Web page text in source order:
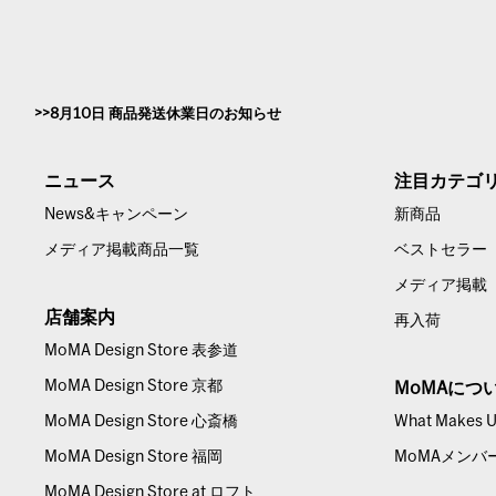
8月10日 商品発送休業日のお知らせ
ニュース
News&キャンペーン
メディア掲載商品一覧
店舗案内
MoMA Design Store 表参道
MoMA Design Store 京都
MoMA Design Store 心斎橋
MoMA Design Store 福岡
MoMA Design Store at ロフト
注目カテゴ
新商品
ベストセラー
メディア掲載
再入荷
MoMAにつ
What Makes
MoMAメンバ